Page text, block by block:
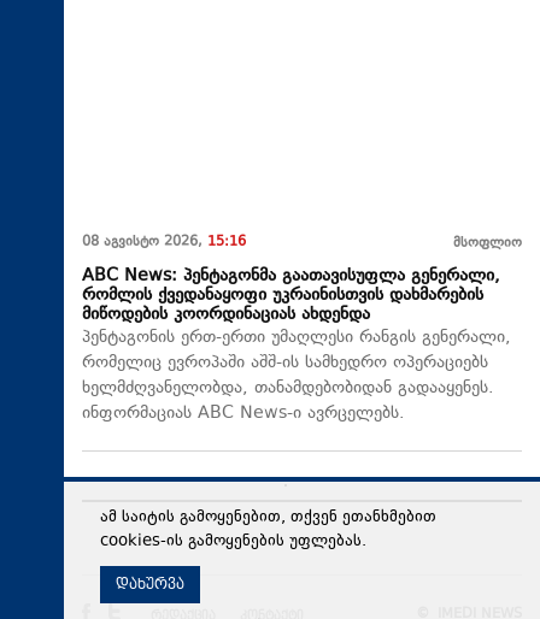
08 აგვისტო 2026, 15:16 მსოფლიო
ABC News: პენტაგონმა გაათავისუფლა გენერალი,
რომლის ქვედანაყოფი უკრაინისთვის დახმარების
მიწოდების კოორდინაციას ახდენდა
პენტაგონის ერთ-ერთი უმაღლესი რანგის გენერალი,
რომელიც ევროპაში აშშ-ის სამხედრო ოპერაციებს
ხელმძღვანელობდა, თანამდებობიდან გადააყენეს.
ინფორმაციას ABC News-ი ავრცელებს.
სოზარ სუბარი 2008 წლის აგვისტოს ომზე: დღეს,
როდესაც ვუყურებთ, როგორ იქცევიან საქართველოში
მოქმედი უცხოური აგენტურა და მათი პატრონები,
ნათლად ჩანს, რომ მაშინ იყო დაკვეთა - რაც მეტი
იქნებოდა მსხვერპლი, მით უფრო ძნელი იქნებოდა
ამ საიტის გამოყენებით, თქვენ ეთანხმებით
cookies-ის გამოყენების უფლებას.
დახურვა